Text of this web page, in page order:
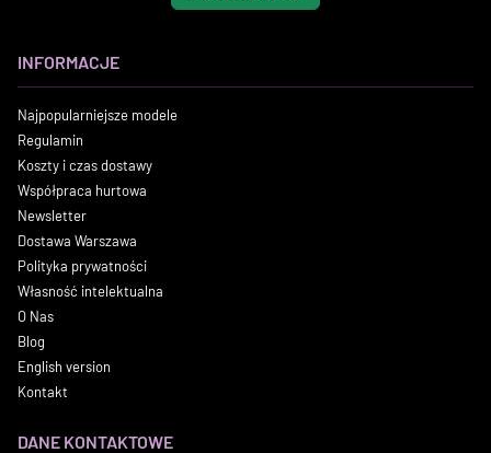
INFORMACJE
Najpopularniejsze modele
Regulamin
Koszty i czas dostawy
Współpraca hurtowa
Newsletter
Dostawa Warszawa
Polityka prywatności
Własność intelektualna
O Nas
Blog
English version
Kontakt
DANE KONTAKTOWE